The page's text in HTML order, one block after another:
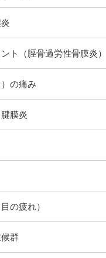
ト（脛骨過労性骨膜炎）
の痛み
膜炎
の疲れ）
群